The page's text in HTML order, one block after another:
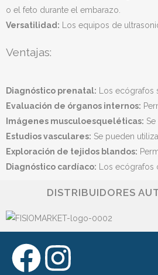
o el feto durante el embarazo.
Versatilidad: Los equipos de
Ventajas:
Diagnóstico prenatal: Los ecógrafos
Evaluación de órganos internos:
Imágenes musculoesqueléticas:
Estudios vasculares: Se pueden
Exploración de tejidos blandos:
Diagnóstico cardíaco: Los
DISTRIBUIDORES